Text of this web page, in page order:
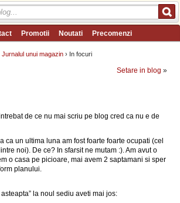
Promotii Noutati Precomenzi
PC Garage TV Forum
Jurnalul unui magazin › In focuri
Setare in blog »
de ce nu mai scriu pe blog cred ca nu e de
ca un ultima luna am fost foarte foarte ocupati (cel
noi). De ce? In sfarsit ne mutam :). Am avut o
o casa pe picioare, mai avem 2 saptamani si sper
planului.
la noul sediu aveti mai jos: